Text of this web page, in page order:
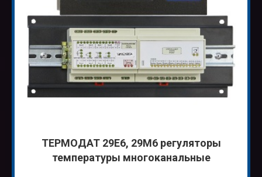
ТЕРМОДАТ 29Е6, 29М6 регуляторы
температуры многоканальные